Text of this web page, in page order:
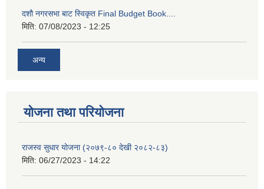
दशौ नगरसभा बाट स्विकृत Final Budget Book....
मिति: 07/08/2023 - 12:25
अन्य
योजना तथा परियोजना
राजस्व सुधार योजना (२०७९-८० देखी २०८२-८३)
मिति: 06/27/2023 - 14:22